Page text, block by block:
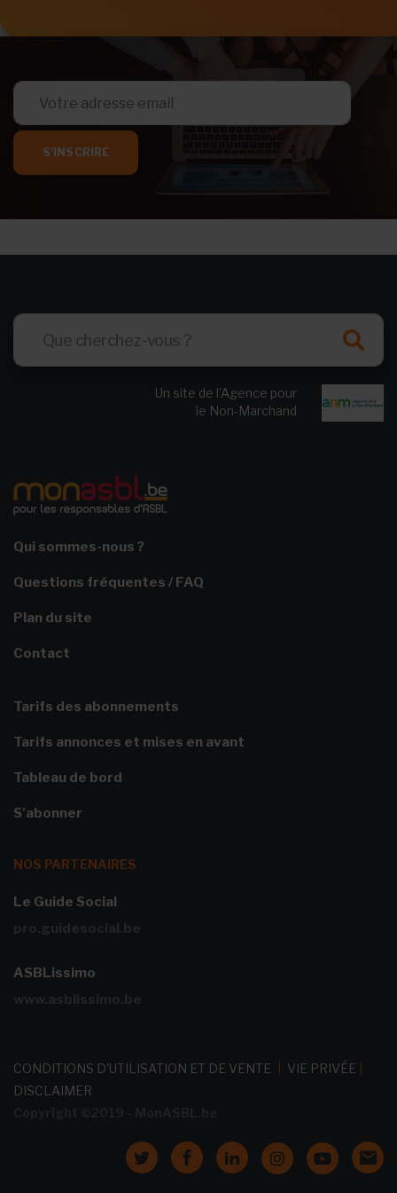
S'INSCRIRE
Un site de l’Agence pour
le Non-Marchand
Qui sommes-nous ?
Questions fréquentes / FAQ
Plan du site
Contact
Tarifs des abonnements
Tarifs annonces et mises en avant
Tableau de bord
S'abonner
NOS PARTENAIRES
Le Guide Social
pro.guidesocial.be
ASBLissimo
www.asblissimo.be
CONDITIONS D'UTILISATION ET DE VENTE VIE PRIVÉE
DISCLAIMER